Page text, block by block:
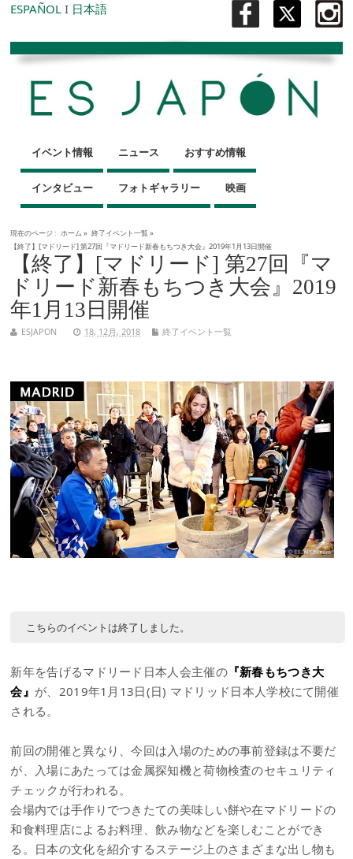
ESPAÑOL I 日本語
イベント情報 ニュース おすすめ情報
インタビュー フォトギャラリー 映画
現在のページ : ホーム » 終了イベント一覧»
【終了】[マドリード] 第27回『マドリード新春もちつき大会』2019年1月13日開催
【終了】[マドリード] 第27回『マ
ドリード新春もちつき大会』2019
年1月13日開催
ESJAPON 18, 12月, 2018 終了イベント一覧
こちらのイベントは終了しました。
新年を告げるマドリード日本人会主催の『新春もちつき大
会』 が、2019年1月13日(日) マドリッド日本人学校にて開催
される。
前回の開催と異なり、今回は入場のための事前登録は不要だ
が、入場にあたっては金属探知機と荷物検査のセキュリティ
チェックが行われる。
会場内では手作りでつきたての美味しい餅や在マドリードの
和食料理店によるお料理、飲み物などを楽しむことができ
る。日本の文化を紹介するステージ上のさまざまな出し物も